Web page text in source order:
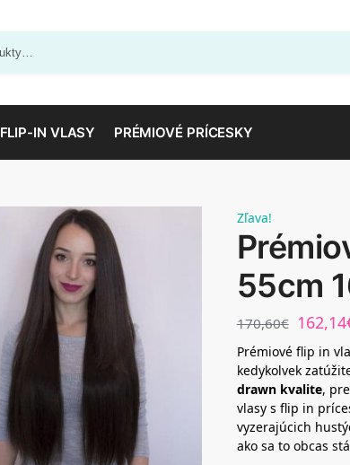
FLIP-IN VLASY PRÉMIOVÉ PRÍCESKY
Zľava!
55cm
170,60€ 162,14
Prémiové flip in
kedykolvek
drawn kvalite,
vlasy s flip in
vyzerajúcich
ako sa to obcas